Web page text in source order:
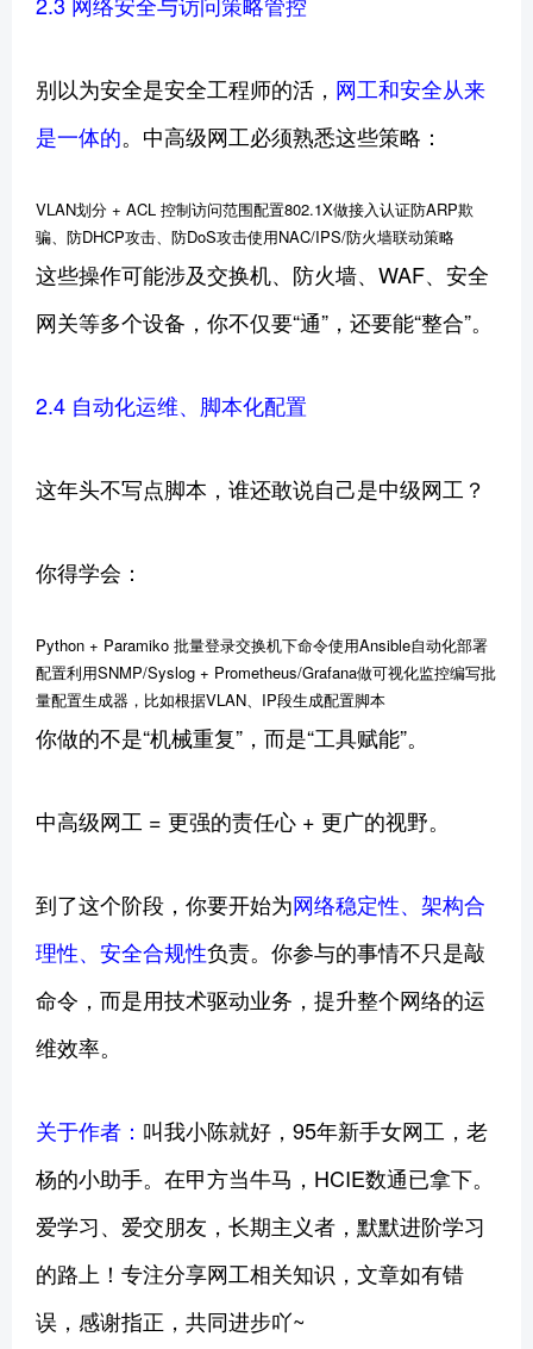
别以为安全是安全工程师的活， 网工和安全从来
是一体的。中高级网工必须熟悉这些策略：
VLAN划分 + ACL 控制访问范围配置802.1X做接入认证防ARP欺
骗、防DHCP攻击、防DoS攻击使用NAC/IPS/防火墙联动策略
这些操作可能涉及交换机、防火墙、WAF、安全
网关等多个设备，你不仅要“通”，还要能“整合”。
2.4 自动化运维、脚本化配置
这年头不写点脚本，谁还敢说自己是中级网工？
你得学会：
Python + Paramiko 批量登录交换机下命令使用Ansible自动化部署
配置利用SNMP/Syslog + Prometheus/Grafana做可视化监控编写批
量配置生成器，比如根据VLAN、IP段生成配置脚本
你做的不是“机械重复”，而是“工具赋能”。
中高级网工 = 更强的责任心 + 更广的视野。
到了这个阶段，你要开始为网络稳定性、架构合
理性、安全合规性负责。你参与的事情不只是敲
命令，而是用技术驱动业务，提升整个网络的运
维效率。
关于作者： 叫我小陈就好，95年新手女网工，老
杨的小助手。在甲方当牛马，HCIE数通已拿下。
爱学习、爱交朋友，长期主义者，默默进阶学习
的路上！专注分享网工相关知识，文章如有错
误，感谢指正，共同进步吖~